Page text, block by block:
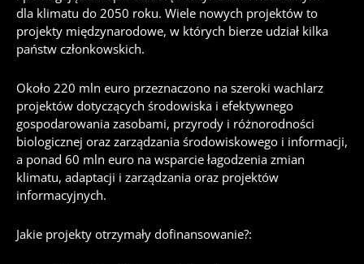
dla klimatu do 2050 roku. Wiele nowych projektów to
projekty międzynarodowe, w których bierze udział kilka
państw członkowskich.
Około 220 mln euro przeznaczono na szeroki wachlarz
projektów dotyczących środowiska i efektywnego
gospodarowania zasobami, przyrody i różnorodności
biologicznej oraz zarządzania środowiskowego i informacji,
a ponad 60 mln euro na wsparcie łagodzenia zmian
klimatu, adaptacji i zarządzania oraz projektów
informacyjnych.
Jakie projekty otrzymały dofinansowanie?: